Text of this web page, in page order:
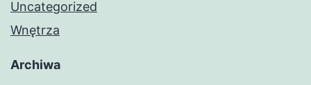
Uncategorized
Wnętrza
Archiwa